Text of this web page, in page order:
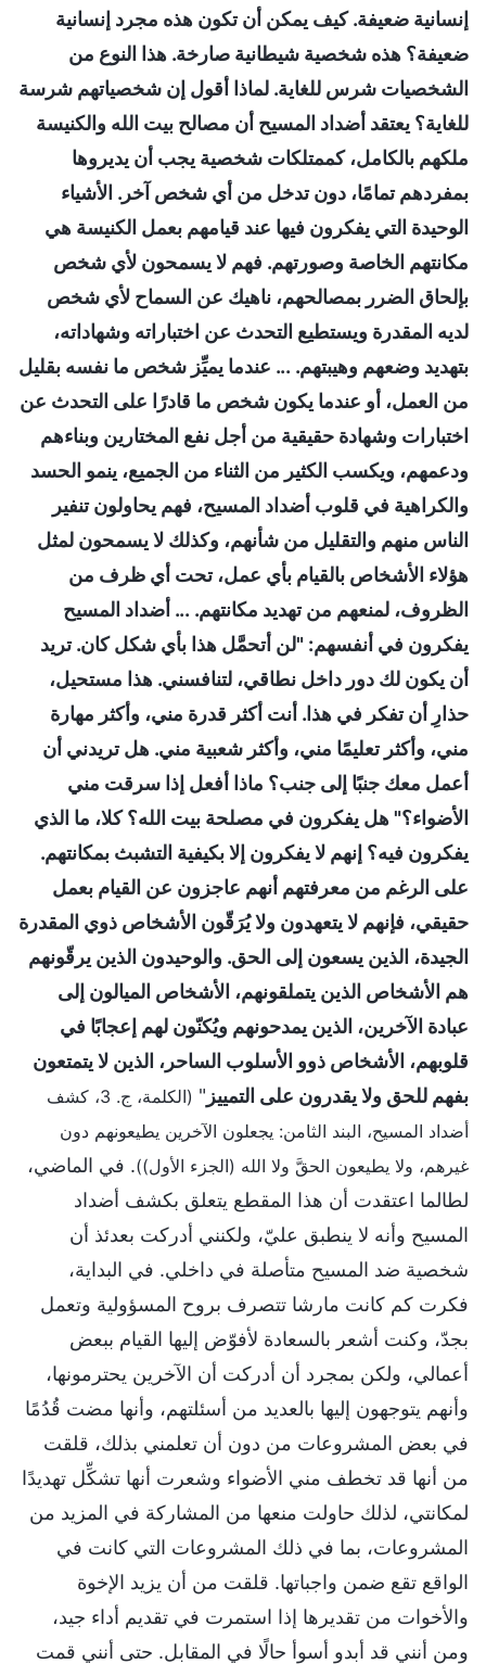
إنسانية ضعيفة. كيف يمكن أن تكون هذه مجرد إنسانية
ضعيفة؟ هذه شخصية شيطانية صارخة. هذا النوع من
الشخصيات شرس للغاية. لماذا أقول إن شخصياتهم شرسة
للغاية؟ يعتقد أضداد المسيح أن مصالح بيت الله والكنيسة
ملكهم بالكامل، كممتلكات شخصية يجب أن يديروها
بمفردهم تمامًا، دون تدخل من أي شخص آخر. الأشياء
الوحيدة التي يفكرون فيها عند قيامهم بعمل الكنيسة هي
مكانتهم الخاصة وصورتهم. فهم لا يسمحون لأي شخص
بإلحاق الضرر بمصالحهم، ناهيك عن السماح لأي شخص
لديه المقدرة ويستطيع التحدث عن اختباراته وشهاداته،
بتهديد وضعهم وهيبتهم. ... عندما يميِّز شخص ما نفسه بقليل
من العمل، أو عندما يكون شخص ما قادرًا على التحدث عن
اختبارات وشهادة حقيقية من أجل نفع المختارين وبناءهم
ودعمهم، ويكسب الكثير من الثناء من الجميع، ينمو الحسد
والكراهية في قلوب أضداد المسيح، فهم يحاولون تنفير
الناس منهم والتقليل من شأنهم، وكذلك لا يسمحون لمثل
هؤلاء الأشخاص بالقيام بأي عمل، تحت أي ظرف من
الظروف، لمنعهم من تهديد مكانتهم. ... أضداد المسيح
يفكرون في أنفسهم: "لن أتحمَّل هذا بأي شكل كان. تريد
أن يكون لك دور داخل نطاقي، لتنافسني. هذا مستحيل،
حذارِ أن تفكر في هذا. أنت أكثر قدرة مني، وأكثر مهارة
مني، وأكثر تعليمًا مني، وأكثر شعبية مني. هل تريدني أن
أعمل معك جنبًا إلى جنب؟ ماذا أفعل إذا سرقت مني
الأضواء؟" هل يفكرون في مصلحة بيت الله؟ كلا، ما الذي
يفكرون فيه؟ إنهم لا يفكرون إلا بكيفية التشبث بمكانتهم.
على الرغم من معرفتهم أنهم عاجزون عن القيام بعمل
حقيقي، فإنهم لا يتعهدون ولا يُرَقّون الأشخاص ذوي المقدرة
الجيدة، الذين يسعون إلى الحق. والوحيدون الذين يرقّونهم
هم الأشخاص الذين يتملقونهم، الأشخاص الميالون إلى
عبادة الآخرين، الذين يمدحونهم ويُكنّون لهم إعجابًا في
قلوبهم، الأشخاص ذوو الأسلوب الساحر، الذين لا يتمتعون
بفهم للحق ولا يقدرون على التمييز "
(الكلمة، ج. 3، كشف
أضداد المسيح، البند الثامن: يجعلون الآخرين يطيعونهم دون
غيرهم، ولا يطيعون الحقَّ ولا الله (الجزء الأول)). في الماضي،
لطالما اعتقدت أن هذا المقطع يتعلق بكشف أضداد
المسيح وأنه لا ينطبق عليّ، ولكنني أدركت بعدئذ أن
شخصية ضد المسيح متأصلة في داخلي. في البداية،
فكرت كم كانت مارشا تتصرف بروح المسؤولية وتعمل
بجدّ، وكنت أشعر بالسعادة لأفوّض إليها القيام ببعض
أعمالي، ولكن بمجرد أن أدركت أن الآخرين يحترمونها،
وأنهم يتوجهون إليها بالعديد من أسئلتهم، وأنها مضت قُدُمًا
في بعض المشروعات من دون أن تعلمني بذلك، قلقت
من أنها قد تخطف مني الأضواء وشعرت أنها تشكِّل تهديدًا
لمكانتي، لذلك حاولت منعها من المشاركة في المزيد من
المشروعات، بما في ذلك المشروعات التي كانت في
الواقع تقع ضمن واجباتها. قلقت من أن يزيد الإخوة
والأخوات من تقديرها إذا استمرت في تقديم أداء جيد،
ومن أنني قد أبدو أسوأ حالًا في المقابل. حتى أنني قمت